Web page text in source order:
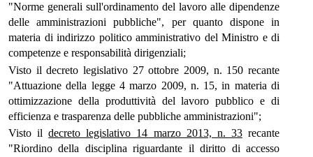
"Norme generali sull'ordinamento del lavoro alle dipendenze
delle amministrazioni pubbliche", per quanto dispone in
materia di indirizzo politico amministrativo del Ministro e di
competenze e responsabilità dirigenziali;
Visto il decreto legislativo 27 ottobre 2009, n. 150 recante
"Attuazione della legge 4 marzo 2009, n. 15, in materia di
ottimizzazione della produttività del lavoro pubblico e di
efficienza e trasparenza delle pubbliche amministrazioni";
Visto ildecreto legislativo 14 marzo 2013, n. 33recante
"Riordino della disciplina riguardante il diritto di accesso